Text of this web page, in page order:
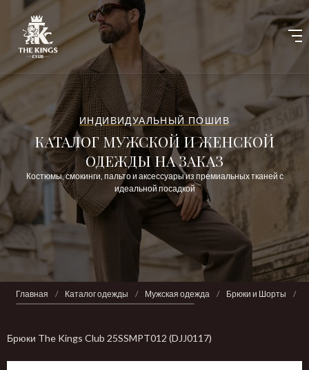
ИНДИВИДУАЛЬНЫЙ ПОШИВ
КАТАЛОГ МУЖСКОЙ И ЖЕНСКОЙ
ОДЕЖДЫ НА ЗАКАЗ
Костюмы, смокинги, пальто и аксессуары из премиальных тканей с
идеальной посадкой
Главная / Каталог одежды / Мужская одежда / Брюки и Шорты /
Брюки The Kings Club 25SSMPT012 (DJJ0117)